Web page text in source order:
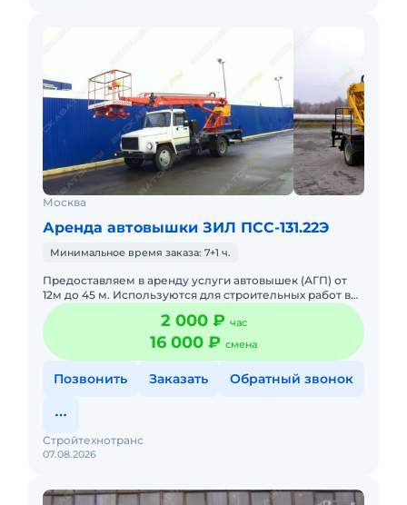
Москва
Аренда автовышки ЗИЛ ПСС-131.22Э
Минимальное время заказа: 7+1 ч.
Предоставляем в аренду услуги автовышек (АГП) от
12м до 45 м. Используются для строительных работ в
условиях плотной городской застройки так же в
удаленных насе
2 000 ₽ час
16 000 ₽ смена
Позвонить Заказать Обратный звонок
07.08.2026
Стройтехнотранс